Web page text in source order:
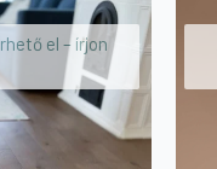
high
to
low
el – írjon